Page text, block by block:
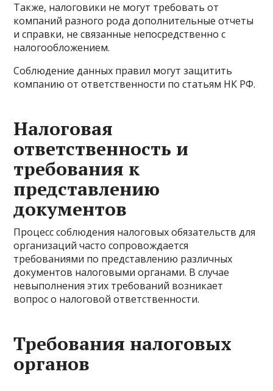
Также, налоговики не могут требовать от
компаний разного рода дополнительные отчеты
и справки, не связанные непосредственно с
налогообложением.
Соблюдение данных правил могут защитить
компанию от ответственности по статьям НК РФ.
Налоговая
ответственность и
требования к
представлению
документов
Процесс соблюдения налоговых обязательств для
организаций часто сопровождается
требованиями по представлению различных
документов налоговыми органами. В случае
невыполнения этих требований возникает
вопрос о налоговой ответственности.
Требования налоговых
органов